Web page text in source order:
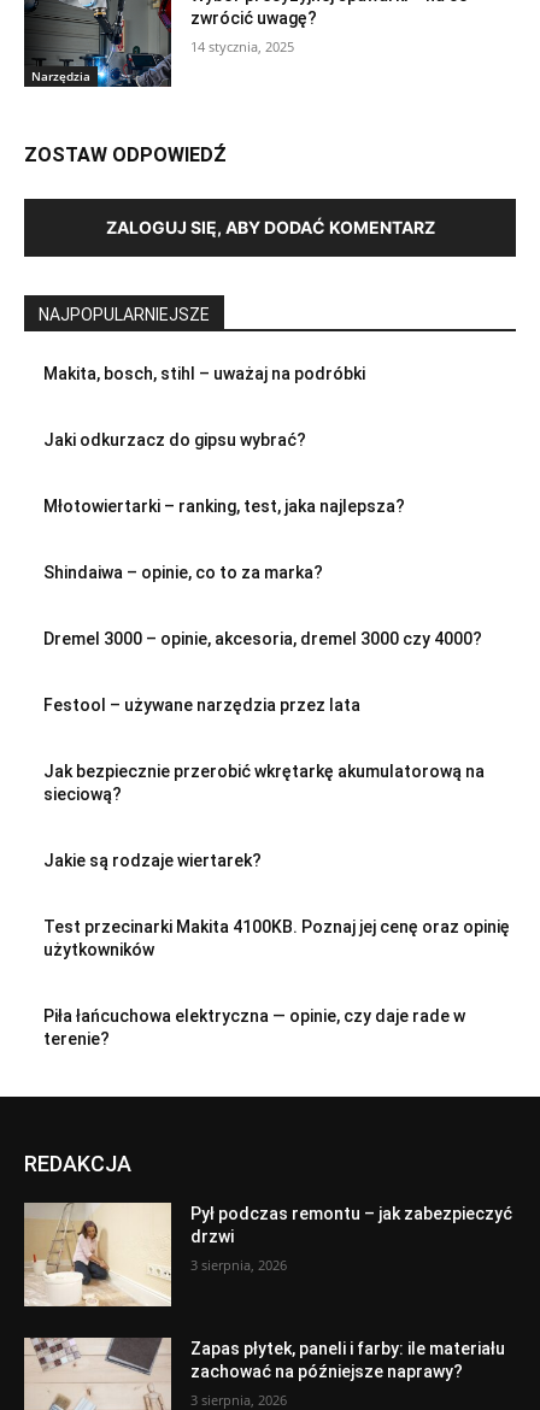
Narzędzia
zwrócić uwagę?
14 stycznia, 2025
ZOSTAW ODPOWIEDŹ
ZALOGUJ SIĘ, ABY DODAĆ KOMENTARZ
NAJPOPULARNIEJSZE
Makita, bosch, stihl – uważaj na podróbki
Jaki odkurzacz do gipsu wybrać?
Młotowiertarki – ranking, test, jaka najlepsza?
Shindaiwa – opinie, co to za marka?
Dremel 3000 – opinie, akcesoria, dremel 3000 czy 4000?
Festool – używane narzędzia przez lata
Jak bezpiecznie przerobić wkrętarkę akumulatorową na
sieciową?
Jakie są rodzaje wiertarek?
Test przecinarki Makita 4100KB. Poznaj jej cenę oraz opinię
użytkowników
Piła łańcuchowa elektryczna — opinie, czy daje rade w
terenie?
REDAKCJA
Pył podczas remontu – jak zabezpieczyć
drzwi
3 sierpnia, 2026
Zapas płytek, paneli i farby: ile materiału
zachować na późniejsze naprawy?
3 sierpnia, 2026